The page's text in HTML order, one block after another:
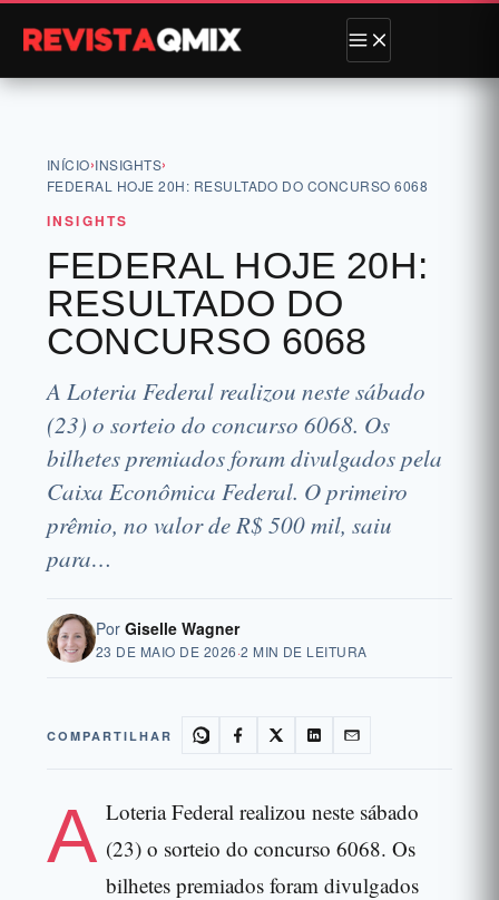
INÍCIO›INSIGHTS›
FEDERAL HOJE 20H: RESULTADO DO CONCURSO 6068
INSIGHTS
FEDERAL HOJE 20H:
RESULTADO DO
CONCURSO 6068
A Loteria Federal realizou neste sábado
(23) o sorteio do concurso 6068. Os
bilhetes premiados foram divulgados pela
Caixa Econômica Federal. O primeiro
prêmio, no valor de R$ 500 mil, saiu
para…
Por Giselle Wagner
23 DE MAIO DE 2026·2 MIN DE LEITURA
COMPARTILHAR
A Loteria Federal realizou neste sábado
(23) o sorteio do concurso 6068. Os
bilhetes premiados foram divulgados